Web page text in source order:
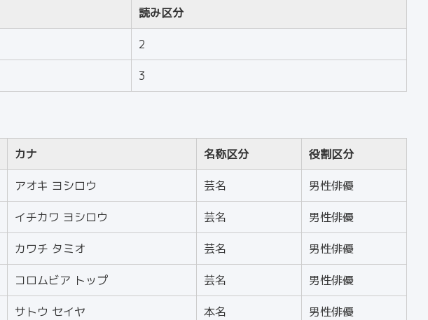
読み区分
2
3
カナ 名称区分 役割区分
アオキ ヨシロウ 芸名 男性俳優
イチカワ ヨシロウ 芸名 男性俳優
カワチ タミオ 芸名 男性俳優
コロムビア トップ 芸名 男性俳優
サトウ セイヤ 本名 男性俳優